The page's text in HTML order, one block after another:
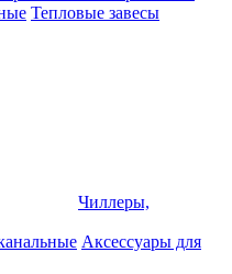
Тепловые завесы
Чиллеры,
Аксессуары для